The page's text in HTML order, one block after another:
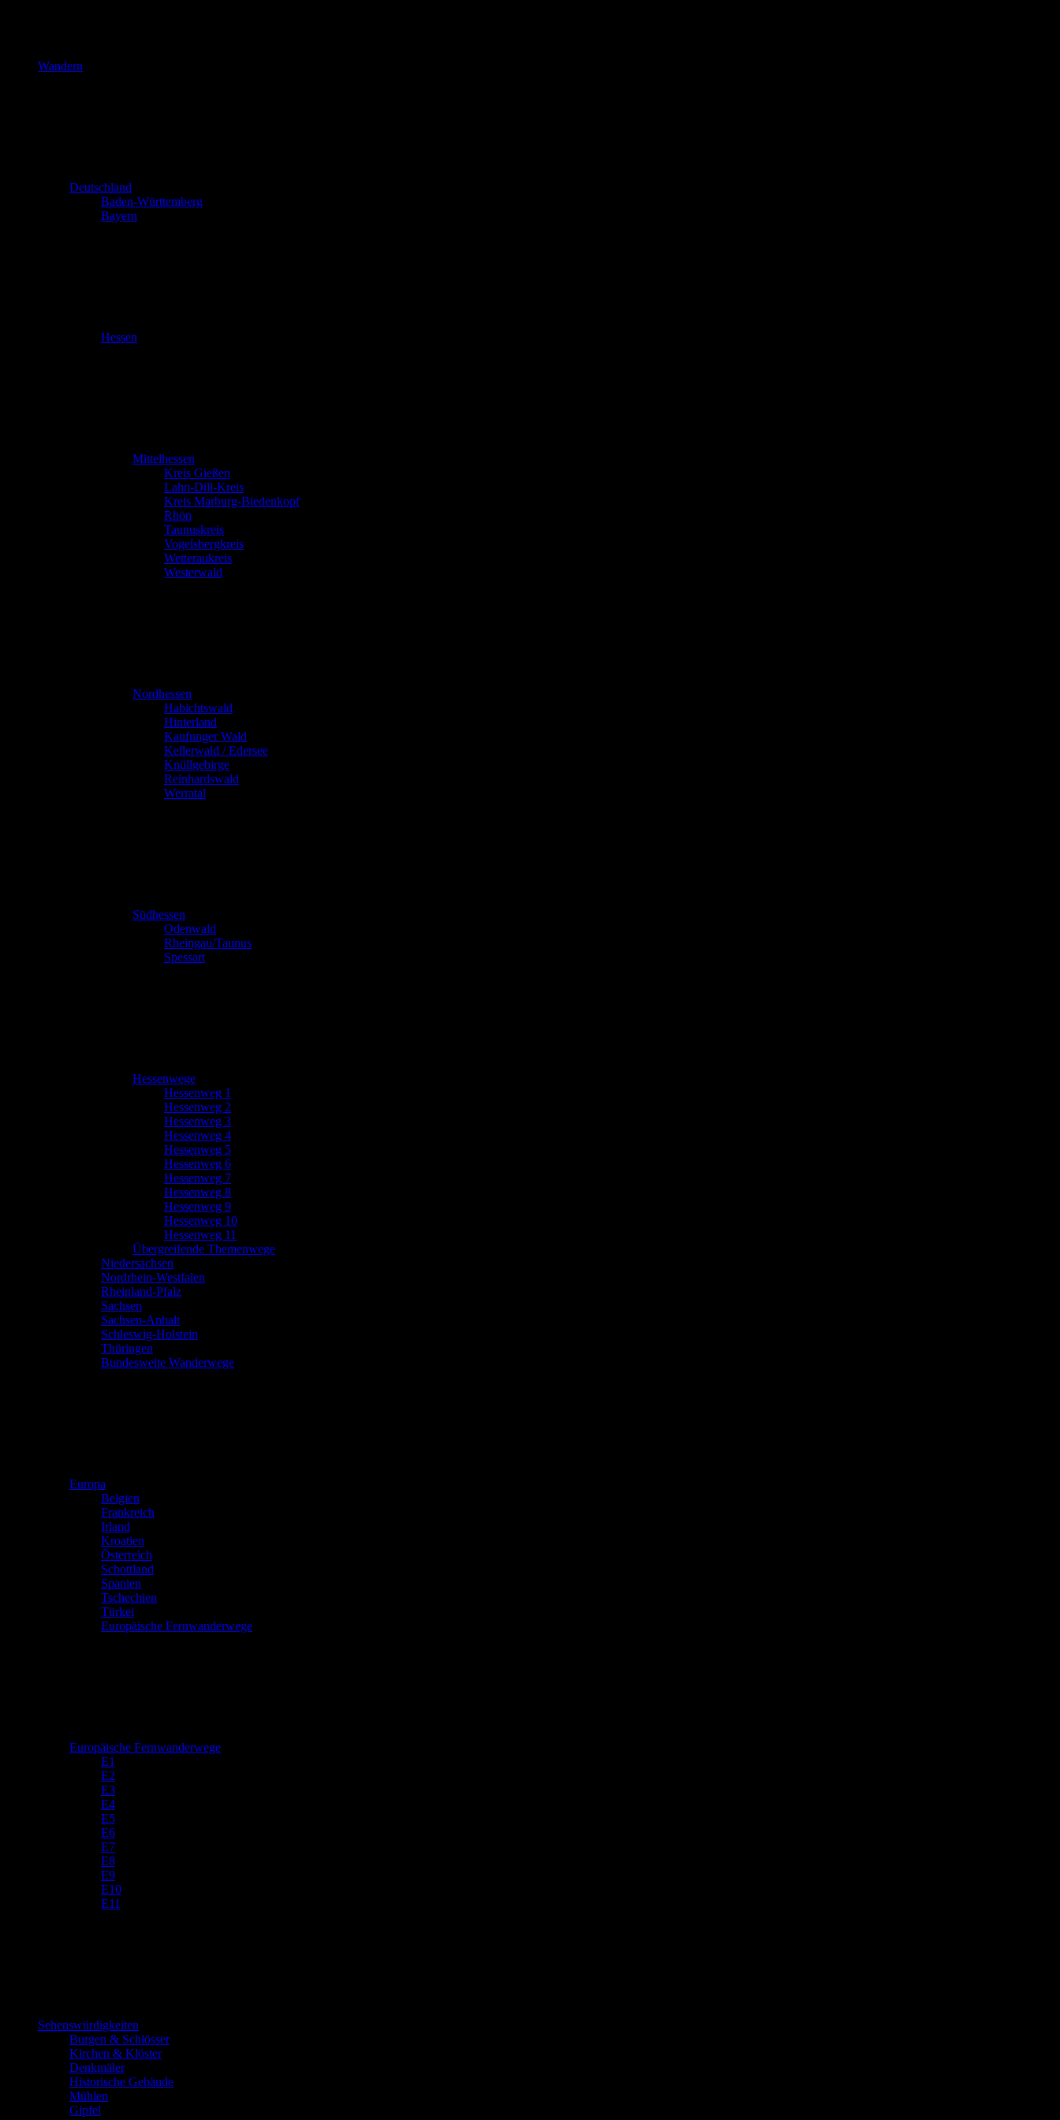
Wandern
Deutschland
Baden-Württemberg
Bayern
Hessen
Mittelhessen
Kreis Gießen
Lahn-Dill-Kreis
Kreis Marburg-Biedenkopf
Rhön
Taunuskreis
Vogelsbergkreis
Wetteraukreis
Westerwald
Nordhessen
Habichtswald
Hinterland
Kaufunger Wald
Kellerwald / Edersee
Knüllgebirge
Reinhardswald
Werratal
Südhessen
Odenwald
Rheingau/Taunus
Spessart
Hessenwege
Hessenweg 1
Hessenweg 2
Hessenweg 3
Hessenweg 4
Hessenweg 5
Hessenweg 6
Hessenweg 7
Hessenweg 8
Hessenweg 9
Hessenweg 10
Hessenweg 11
Übergreifende Themenwege
Niedersachsen
Nordrhein-Westfalen
Rheinland-Pfalz
Sachsen
Sachsen-Anhalt
Schleswig-Holstein
Thüringen
Bundesweite Wanderwege
Europa
Belgien
Frankreich
Irland
Kroatien
Österreich
Schottland
Spanien
Tschechien
Türkei
Europäische Fernwanderwege
Europäische Fernwanderwege
E1
E2
E3
E4
E5
E6
E7
E8
E9
E10
E11
Sehenswürdigkeiten
Burgen & Schlösser
Kirchen & Klöster
Denkmäler
Historische Gebäude
Mühlen
Gipfel